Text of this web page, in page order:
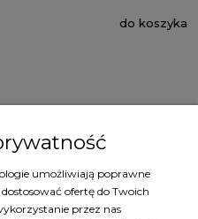
do koszyka
931,00 zł
umożliwiają poprawne
ofertę do Twoich
przez nas